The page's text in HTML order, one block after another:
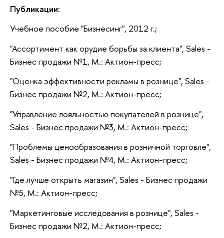
Публикации:
Учебное пособие "Бизнесинг", 2012 г.;
"Ассортимент как орудие борьбы за клиента", Sales -
Бизнес продажи №1, М.: Актион-пресс;
"Оценка эффективности рекламы в рознице", Sales -
Бизнес продажи №2, М.: Актион-пресс;
"Управление лояльностью покупателей в рознице",
Sales - Бизнес продажи №3, М.: Актион-пресс;
"Проблемы ценообразования в розничной торговле",
Sales - Бизнес продажи №4, М.: Актион-пресс;
"Где лучше открыть магазин", Sales - Бизнес продажи
№5, М.: Актион-пресс;
"Маркетинговые исследования в рознице", Sales -
Бизнес продажи №2, М.: Актион-пресс;